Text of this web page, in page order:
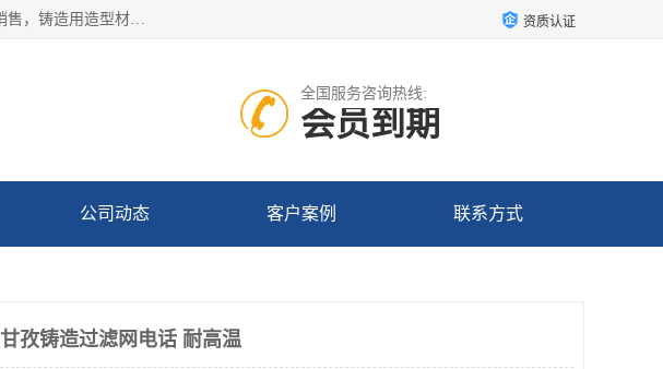
宁津县博涵机械有限公司成立于2016年，注册地位于山东省德州市。经营范围包括：机械设备研发、生产及销售，铸造用造型材料生产、销售，玻璃纤维及制品制造、销售，汽车零配件零售，机械零件、零部件加工，机械零件、零部件销售等；主要产品有：纤维过滤网,陶瓷过滤器,泡沫陶瓷过滤器,耐高温纤维过滤器,铸铁过滤器,铸铜过滤网,铸铝过滤网,铝轮毂过滤网,高效过滤网,高效陶瓷过滤网,高效纤维过滤网。 资质认证
全国服务咨询热线:
会员到期
公司动态 客户案例 联系方式
甘孜铸造过滤网电话 耐高温